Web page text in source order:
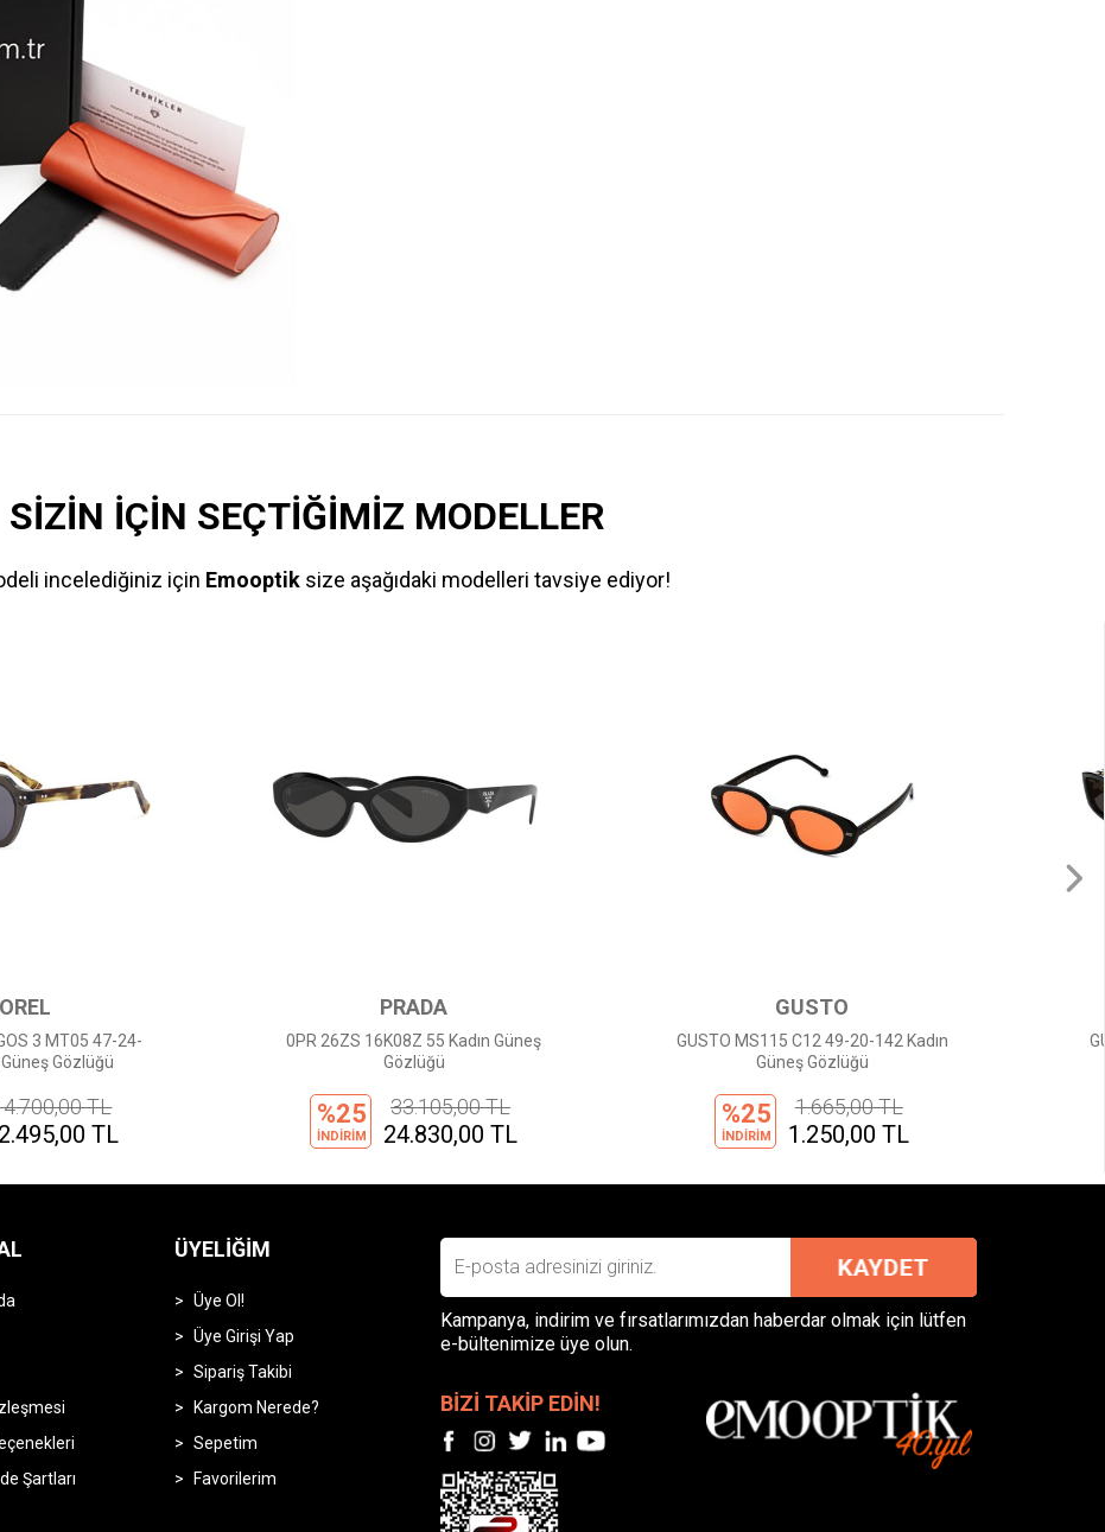
SİZİN İÇİN SEÇTİĞİMİZ MODELLER
incelediğiniz için Emooptik size aşağıdaki modelleri tavsiye ediyor!
26ZS 16K08Z 55 Kadın Güneş
Gözlüğü
%25
İNDİRİM
33.105,00 TL
24.830,00 TL
GUSTO MS115 C12 49-20-142 Kadın
%25
İNDİRİM
1.665,00 TL
1.250,00 TL
GUCCI GG1661S 001 54 16 Kadın
Güneş Gözlüğü
%20
İNDİRİM
23.920,00 TL
19.140,00 TL
Şartları
ÜYELIĞIM
Üye Ol!
Üye Girişi Yap
Sipariş Takibi
Kargom Nerede?
Sepetim
Favorilerim
Kampanya, indirim ve fırsatlarımızdan haberdar olmak için lütfen
e-bültenimize üye olun.
BİZİ TAKİP EDİN!